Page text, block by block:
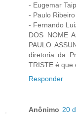
- Eugemar
- Paulo
- Fernando
DOS NOME
PAULO
diretoria da
TRISTE é que
Responder
Anônimo 20